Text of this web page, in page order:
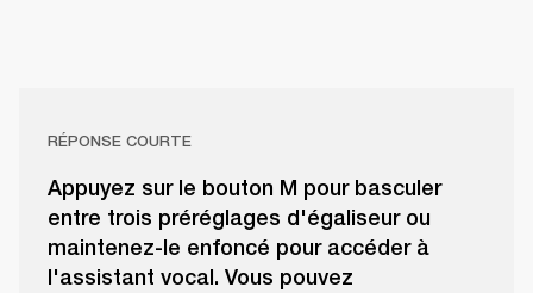
RÉPONSE COURTE
Appuyez sur le bouton M pour basculer
entre trois préréglages d'égaliseur ou
maintenez-le enfoncé pour accéder à
l'assistant vocal. Vous pouvez